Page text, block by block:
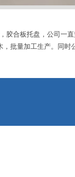
合板托盘，公司一
批量加工生产。同